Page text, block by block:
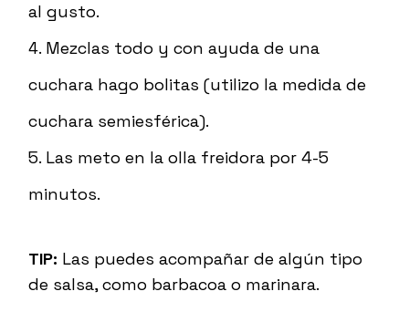
al gusto.
Mezclas todo y con ayuda de una
cuchara hago bolitas (utilizo la medida de
cuchara semiesférica).
Las meto en la olla freidora por 4-5
minutos.
TIP: Las puedes acompañar de algún tipo
de salsa, como barbacoa o marinara.